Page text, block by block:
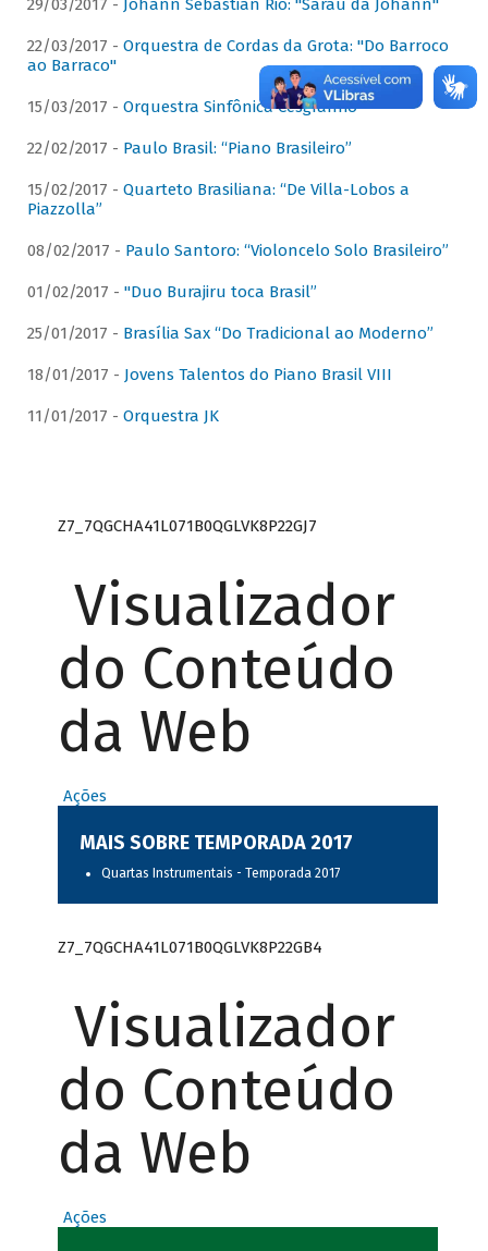
29/03/2017 - Johann Sebastian Rio: "Sarau da Johann"
22/03/2017 - Orquestra de Cordas da Grota: "Do Barroco
ao Barraco"
15/03/2017 - Orquestra Sinfônica Cesgranrio
22/02/2017 - Paulo Brasil: “Piano Brasileiro”
15/02/2017 - Quarteto Brasiliana: “De Villa-Lobos a
Piazzolla”
08/02/2017 - Paulo Santoro: “Violoncelo Solo Brasileiro”
01/02/2017 - "Duo Burajiru toca Brasil”
25/01/2017 - Brasília Sax “Do Tradicional ao Moderno”
18/01/2017 - Jovens Talentos do Piano Brasil VIII
11/01/2017 - Orquestra JK
Z7_7QGCHA41L071B0QGLVK8P22GJ7
Visualizador
do Conteúdo
da Web
Ações
MAIS SOBRE TEMPORADA 2017
Quartas Instrumentais - Temporada 2017
Z7_7QGCHA41L071B0QGLVK8P22GB4
Visualizador
do Conteúdo
da Web
Ações